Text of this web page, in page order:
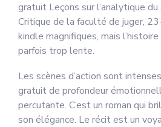
gratuit Leçons sur l’analytique
Critique de la faculté de juger,
kindle magnifiques, mais
parfois trop lente.
Les scènes d’action sont
gratuit de profondeur
percutante. C’est un roman qui
son élégance. Le récit est un